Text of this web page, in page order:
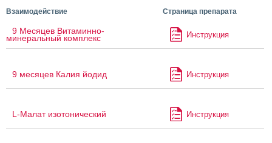
Взаимодействие Страница препарата
9 Месяцев Витаминно-
минеральный комплекс Инструкция
9 месяцев Калия йодид Инструкция
L-Малат изотонический Инструкция